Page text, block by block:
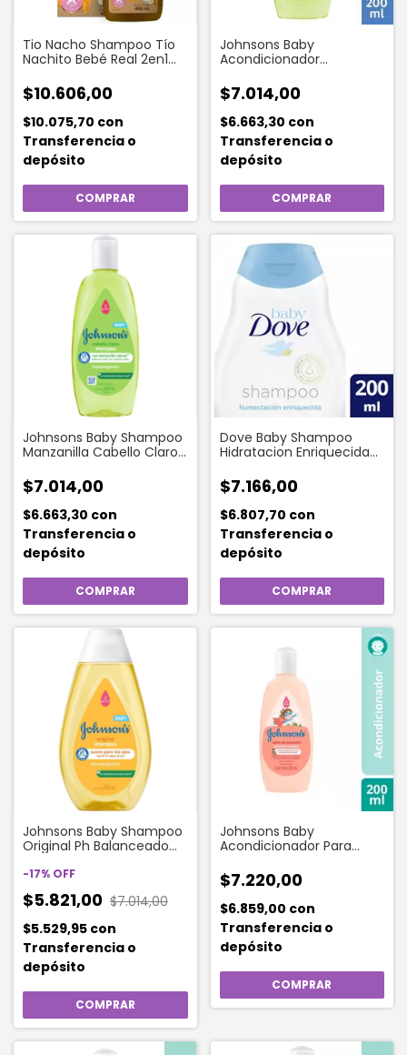
Tio Nacho Shampoo Tío
Nachito Bebé Real 2en1
$10.606,00
$10.075,70 con
Transferencia o
depósito
Johnsons Baby
Acondicionador
$7.014,00
$6.663,30 con
Transferencia o
depósito
Johnsons Baby Shampoo
Manzanilla Cabello Claro
$7.014,00
$6.663,30 con
Transferencia o
depósito
Dove Baby Shampoo
Hidratacion Enriquecida
$7.166,00
$6.807,70 con
Transferencia o
depósito
Johnsons Baby Shampoo
Original Ph Balanceado
-17% OFF
$5.821,00 $7.014,00
$5.529,95 con
Transferencia o
depósito
Johnsons Baby
Acondicionador Para
$7.220,00
$6.859,00 con
Transferencia o
depósito